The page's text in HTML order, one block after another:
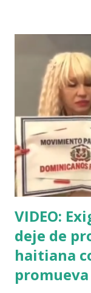
agenda para
dominicano. A
autoridades
protesta, los
sin ceder a las
abandonaran el
por los
Miedo y otros
manifestación.
VIDEO:
deje de
haitiana